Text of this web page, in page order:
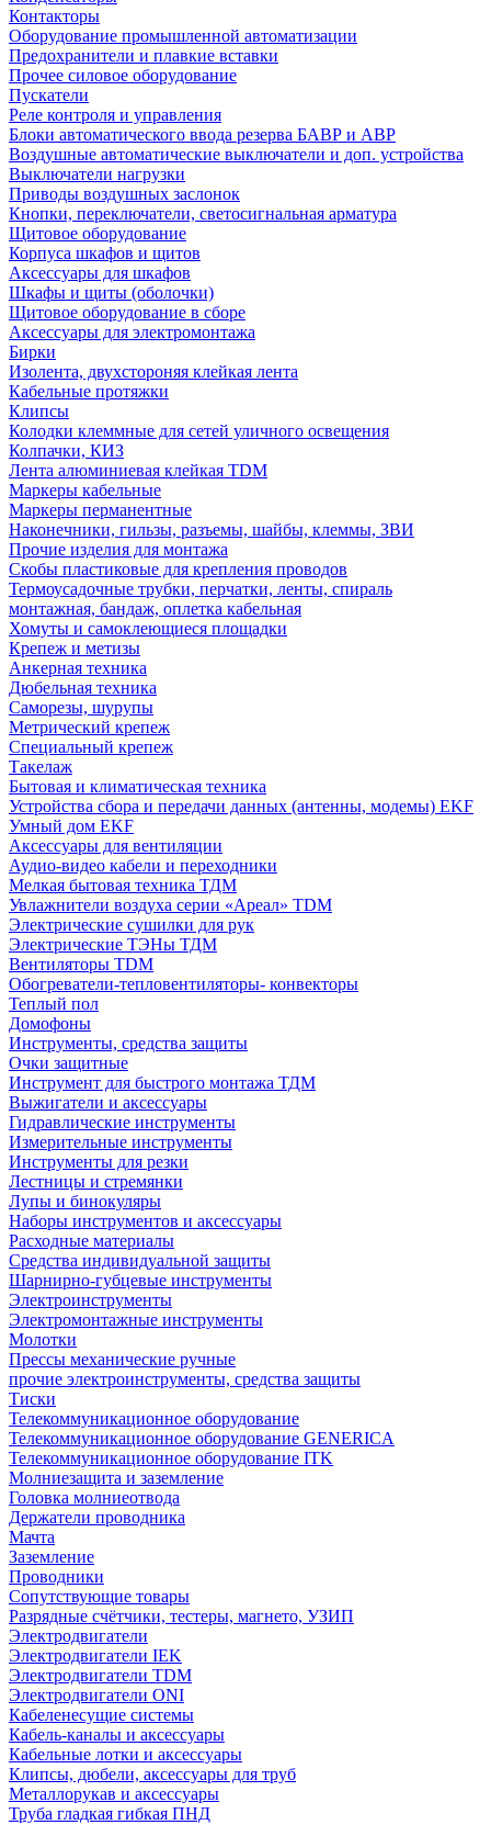
Контакторы
Оборудование промышленной автоматизации
Предохранители и плавкие вставки
Прочее силовое оборудование
Пускатели
Реле контроля и управления
Блоки автоматического ввода резерва БАВР и АВР
Воздушные автоматические выключатели и доп. устройства
Выключатели нагрузки
Приводы воздушных заслонок
Кнопки, переключатели, светосигнальная арматура
Щитовое оборудование
Корпуса шкафов и щитов
Аксессуары для шкафов
Шкафы и щиты (оболочки)
Щитовое оборудование в сборе
Аксессуары для электромонтажа
Бирки
Изолента, двухстороняя клейкая лента
Кабельные протяжки
Клипсы
Колодки клеммные для сетей уличного освещения
Колпачки, КИЗ
Лента алюминиевая клейкая TDM
Маркеры кабельные
Маркеры перманентные
Наконечники, гильзы, разъемы, шайбы, клеммы, ЗВИ
Прочие изделия для монтажа
Скобы пластиковые для крепления проводов
Термоусадочные трубки, перчатки, ленты, спираль
монтажная, бандаж, оплетка кабельная
Хомуты и самоклеющиеся площадки
Крепеж и метизы
Анкерная техника
Дюбельная техника
Саморезы, шурупы
Метрический крепеж
Специальный крепеж
Такелаж
Бытовая и климатическая техника
Устройства сбора и передачи данных (антенны, модемы) EKF
Умный дом EKF
Аксессуары для вентиляции
Аудио-видео кабели и переходники
Мелкая бытовая техника ТДМ
Увлажнители воздуха серии «Ареал» TDM
Электрические сушилки для рук
Электрические ТЭНы ТДМ
Вентиляторы TDM
Обогреватели-тепловентиляторы- конвекторы
Теплый пол
Домофоны
Инструменты, средства защиты
Очки защитные
Инструмент для быстрого монтажа ТДМ
Выжигатели и аксессуары
Гидравлические инструменты
Измерительные инструменты
Инструменты для резки
Лестницы и стремянки
Лупы и бинокуляры
Наборы инструментов и аксессуары
Расходные материалы
Средства индивидуальной защиты
Шарнирно-губцевые инструменты
Электроинструменты
Электромонтажные инструменты
Молотки
Прессы механические ручные
прочие электроинструменты, средства защиты
Тиски
Телекоммуникационное оборудование
Телекоммуникационное оборудование GENERICA
Телекоммуникационное оборудование ITK
Молниезащита и заземление
Головка молниеотвода
Держатели проводника
Мачта
Заземление
Проводники
Сопутствующие товары
Разрядные счётчики, тестеры, магнето, УЗИП
Электродвигатели
Электродвигатели IEK
Электродвигатели TDM
Электродвигатели ONI
Кабеленесущие системы
Кабель-каналы и аксессуары
Кабельные лотки и аксессуары
Клипсы, дюбели, аксессуары для труб
Металлорукав и аксессуары
Труба гладкая гибкая ПНД